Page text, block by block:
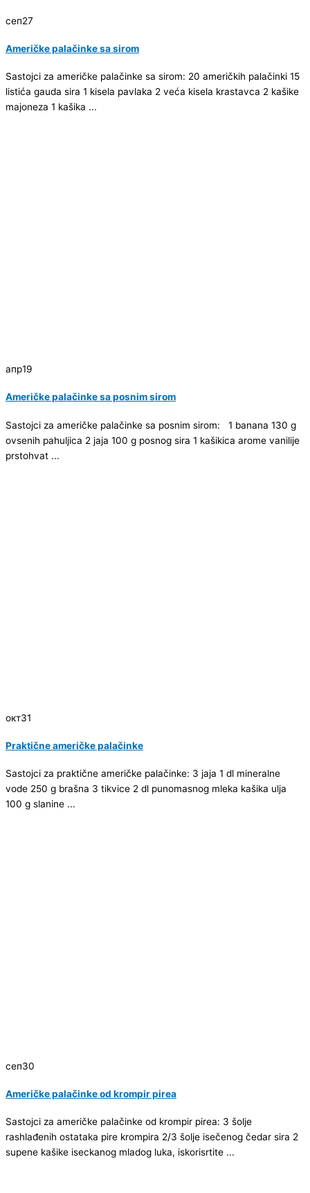
сеп27
Američke palačinke sa sirom
Sastojci za američke palačinke sa sirom: 20 američkih palačinki 15
listića gauda sira 1 kisela pavlaka 2 veća kisela krastavca 2 kašike
majoneza 1 kašika ...
апр19
Američke palačinke sa posnim sirom
Sastojci za američke palačinke sa posnim sirom: 1 banana 130 g
ovsenih pahuljica 2 jaja 100 g posnog sira 1 kašikica arome vanilije
prstohvat ...
окт31
Praktične američke palačinke
Sastojci za praktične američke palačinke: 3 jaja 1 dl mineralne
vode 250 g brašna 3 tikvice 2 dl punomasnog mleka kašika ulja
100 g slanine ...
сеп30
Američke palačinke od krompir pirea
Sastojci za američke palačinke od krompir pirea: 3 šolje
rashlađenih ostataka pire krompira 2/3 šolje isečenog čedar sira 2
supene kašike iseckanog mladog luka, iskorisrtite ...